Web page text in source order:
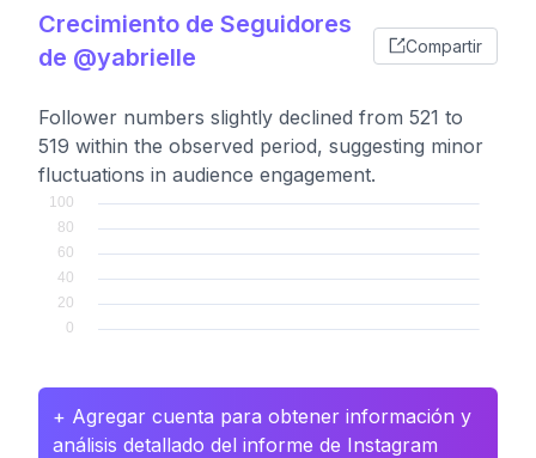
Crecimiento de Seguidores
de @yabrielle
Compartir
Follower numbers slightly declined from 521 to
519 within the observed period, suggesting minor
fluctuations in audience engagement.
+ Agregar cuenta para obtener información y
análisis detallado del informe de Instagram